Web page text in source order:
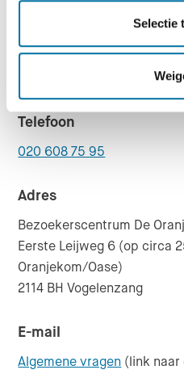
Selectie
Dinsdag t/m zondag:
En op alle feestdagen
)
Telefoon
020 608 75 95
Adres
Bezoekerscentrum De
Eerste Leijweg 6 (op circa
Oranjekom/Oase)
2114 BH Vogelenzang
E-mail
Algemene vragen (link